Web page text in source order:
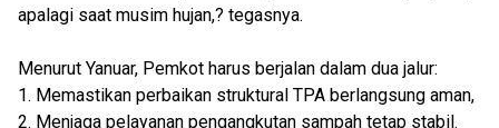
apalagi saat musim hujan,? tegasnya.
Menurut Yanuar, Pemkot harus berjalan dalam dua jalur:
1. Memastikan perbaikan struktural TPA berlangsung aman,
2. Menjaga pelayanan pengangkutan sampah tetap stabil.